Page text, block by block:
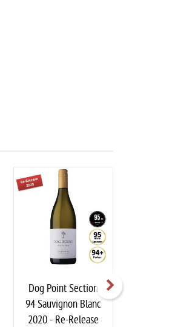
Dog Point Section
94 Sauvignon Blanc
2020 - Re-Release